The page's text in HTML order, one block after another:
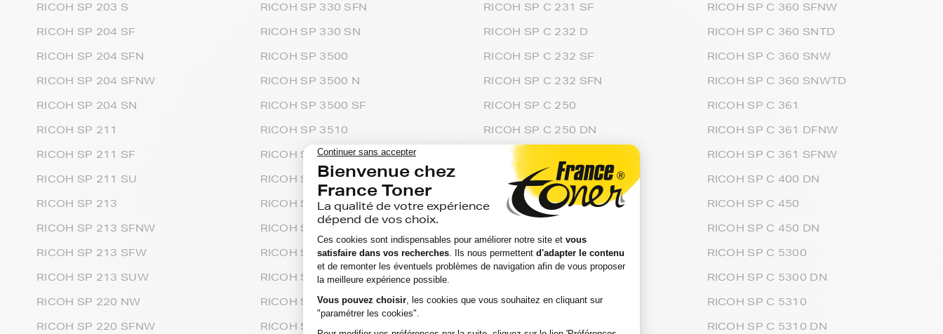
RICOH SP 203 S
RICOH SP 204 SF
RICOH SP 204 SFN
RICOH SP 204 SFNW
RICOH SP 204 SN
RICOH SP 211
RICOH SP 211 SF
RICOH SP 211 SU
RICOH SP 213
RICOH SP 213 SFNW
RICOH SP 213 SFW
RICOH SP 213 SUW
RICOH SP 220 NW
RICOH SP 220 SFNW
RICOH SP 330 SFN
RICOH SP 330 SN
RICOH SP 3500
RICOH SP 3500 N
RICOH SP 3500 SF
RICOH SP 3510
RICOH SP 3510 DN
RICOH SP 3510 SF
RICOH SP 3710 DN
RICOH SP 377
RICOH SP 377 DNWX
RICOH SP 377 NWX
RICOH SP 377 SFNWX
RICOH SP 400
RICOH SP C 231 SF
RICOH SP C 232 D
RICOH SP C 232 SF
RICOH SP C 232 SFN
RICOH SP C 250
RICOH SP C 250 DN
RICOH SP C 250 E
RICOH SP C 250 SF
RICOH SP C 250 SFW
RICOH SP C 252 DN
RICOH SP C 252 SF
RICOH SP C 360 SFNW
RICOH SP C 360 SNTD
RICOH SP C 360 SNW
RICOH SP C 360 SNWTD
RICOH SP C 361
RICOH SP C 361 DFNW
RICOH SP C 361 SFNW
RICOH SP C 400 DN
RICOH SP C 450
RICOH SP C 450 DN
RICOH SP C 5300
RICOH SP C 5300 DN
RICOH SP C 5310
RICOH SP C 5310 DN